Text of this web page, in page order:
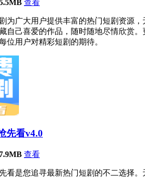
查看
为广大用户提供丰富的热门短剧资源
自己喜爱的作品，随时随地尽情欣赏
位用户对精彩短剧的期待。
先看v4.0
查看
看是您追寻最新热门短剧的不二选择